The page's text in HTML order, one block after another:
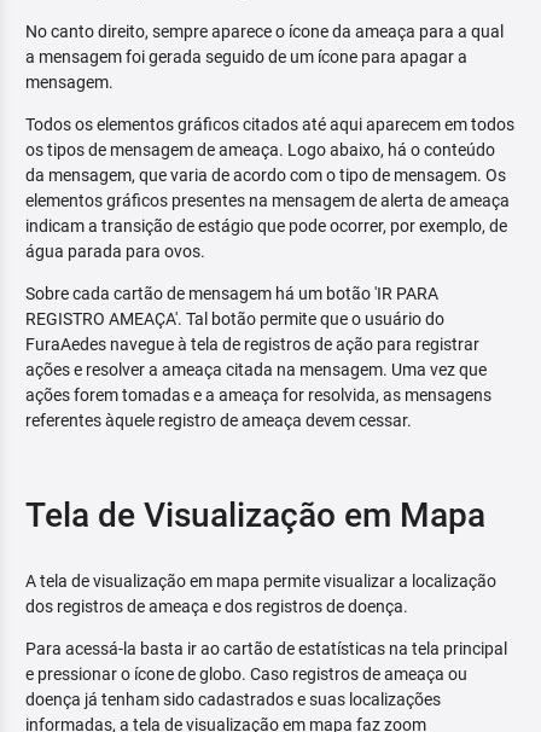
No canto direito, sempre aparece o ícone da ameaça para a qual
a mensagem foi gerada seguido de um ícone para apagar a
mensagem.
Todos os elementos gráficos citados até aqui aparecem em todos
os tipos de mensagem de ameaça. Logo abaixo, há o conteúdo
da mensagem, que varia de acordo com o tipo de mensagem. Os
elementos gráficos presentes na mensagem de alerta de ameaça
indicam a transição de estágio que pode ocorrer, por exemplo, de
água parada para ovos.
Sobre cada cartão de mensagem há um botão 'IR PARA
REGISTRO AMEAÇA'. Tal botão permite que o usuário do
FuraAedes navegue à tela de registros de ação para registrar
ações e resolver a ameaça citada na mensagem. Uma vez que
ações forem tomadas e a ameaça for resolvida, as mensagens
referentes àquele registro de ameaça devem cessar.
Tela de Visualização em Mapa
A tela de visualização em mapa permite visualizar a localização
dos registros de ameaça e dos registros de doença.
Para acessá-la basta ir ao cartão de estatísticas na tela principal
e pressionar o ícone de globo. Caso registros de ameaça ou
doença já tenham sido cadastrados e suas localizações
informadas, a tela de visualização em mapa faz zoom